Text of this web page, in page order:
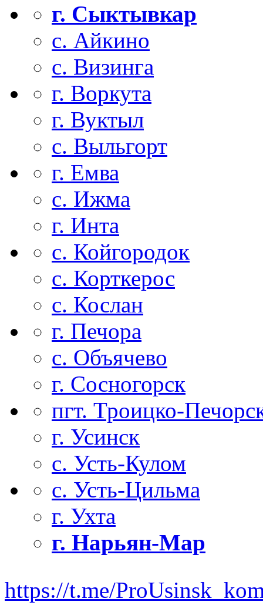
г. Сыктывкар
с. Айкино
с. Визинга
г. Воркута
г. Вуктыл
с. Выльгорт
г. Емва
с. Ижма
г. Инта
с. Койгородок
с. Корткерос
с. Кослан
г. Печора
с. Объячево
г. Сосногорск
пгт. Троицко-
г. Усинск
с. Усть-Кулом
с. Усть-Цильма
г. Ухта
г. Нарьян-Мар
https://t.me/